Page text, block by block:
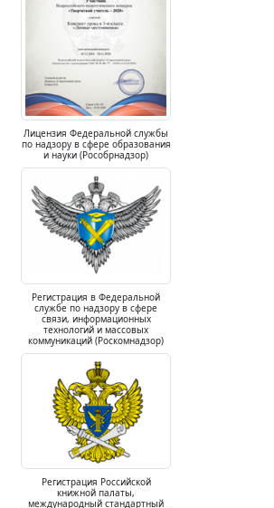
Лицензия Федеральной службы
по надзору в сфере образования
и науки (Рособрнадзор)
Регистрация в Федеральной
службе по надзору в сфере
связи, информационных
технологий и массовых
коммуникаций (Роскомнадзор)
Регистрация Российской
книжной палаты,
международный стандартный